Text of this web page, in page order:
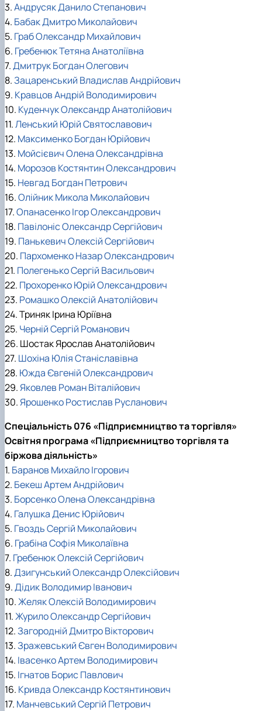
3.Андрусяк Данило Степанович
4. Бабак Дмитро Миколайович
5. Граб Олександр Михайлович
6. Гребенюк Тетяна Анатоліївна
7.Дмитрук Богдан Олегович
8.Зацаренський Владислав Андрійович
9. Кравцов Андрій Володимирович
10. Куденчук Олександр Анатолійович
11.Ленський Юрій Святославович
12. Максименко Богдан Юрійович
13. Мойсієвич Олена Олександрівна
14. Морозов Костянтин Олександрович
15. Невгад Богдан Петрович
16.Олійник Микола Миколайович
17.Опанасенко Ігор Олександрович
18. Павілоніс Олександр Сергійович
19. Панькевич Олексій Сергійович
20. Пархоменко Назар Олександрович
21. Полегенько Сергій Васильович
22. Прохоренко Юрій Олександрович
23. Ромашко Олексій Анатолійович
24. Триняк Ірина Юріївна
25. Черній Сергій Романович
26. Шостак Ярослав Анатолійович
27. Шохіна Юлія Станіславівна
28. Южда Євгеній Олександрович
29.Яковлев Роман Віталійович
30.Ярошенко Ростислав Русланович
Спеціальність 076 «Підприємництво та торгівля»
Освітня програма «Підприємництво торгівля та
біржова діяльність»
1. Баранов Михайло Ігорович
2. Бекеш Артем Андрійович
3. Борсенко Олена Олександрівна
4. Галушка Денис Юрійович
5. Гвоздь Сергій Миколайович
6. Грабіна Софія Миколаївна
7. Гребенюк Олексій Сергійович
8.Дзигунський Олександр Олексійович
9.Дідик Володимир Іванович
10.Желяк Олексій Володимирович
11.Журило Олександр Сергійович
12.Загородній Дмитро Вікторович
13.Зражевський Євген Володимирович
14. Івасенко Артем Володимирович
15. Ігнатов Борис Павлович
16. Кривда Олександр Костянтинович
17. Манчевський Сергій Петрович